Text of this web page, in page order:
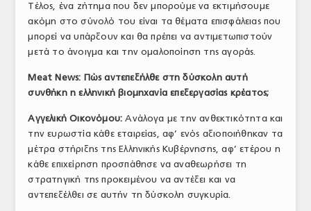
Τέλος, ένα ζήτημα που δεν μπορούμε να εκτιμήσουμε
ακόμη στο σύνολό του είναι τα θέματα επισφάλειας που
μπορεί να υπάρξουν και θα πρέπει να αντιμετωπιστούν
μετά το άνοιγμα και την ομαλοποίηση της αγοράς.
Meat News: Πώς αντεπεξήλθε στη δύσκολη αυτή
συνθήκη η ελληνική βιομηχανία επεξεργασίας κρέατος;
Αγγελική Οικονόμου:Ανάλογα με την ανθεκτικότητα και
την ευρωστία κάθε εταιρείας, αφ’ ενός αξιοποιήθηκαν τα
μέτρα στήριξης της Ελληνικής Κυβέρνησης, αφ’ ετέρου η
κάθε επιχείρηση προσπάθησε να αναθεωρήσει τη
στρατηγική της προκειμένου να αντέξει και να
αντεπεξέλθει σε αυτήν τη δύσκολη συγκυρία.